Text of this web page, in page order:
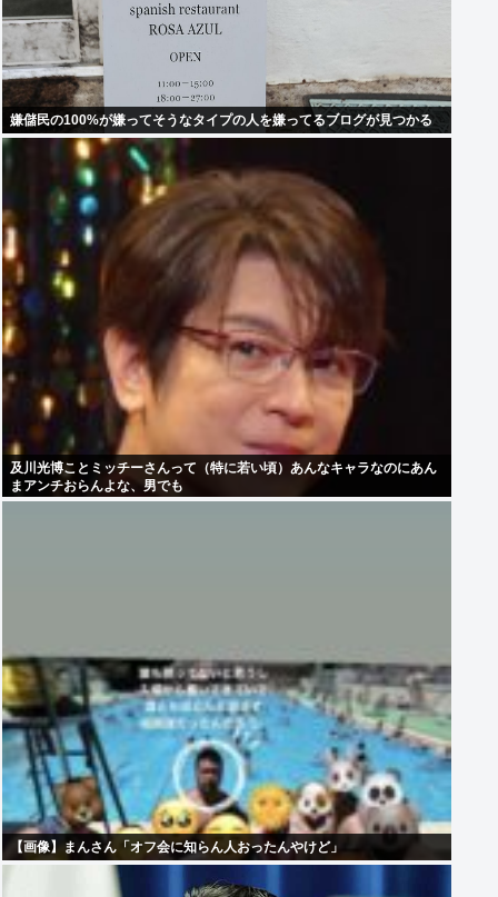
嫌儲民の100%が嫌ってそうなタイプの人を嫌ってるブログが見つかる
及川光博ことミッチーさんって（特に若い頃）あんなキャラなのにあん
まアンチおらんよな、男でも
【画像】まんさん「オフ会に知らん人おったんやけど」